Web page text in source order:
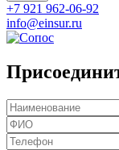
+7 921 962-06-92
info@einsur.ru